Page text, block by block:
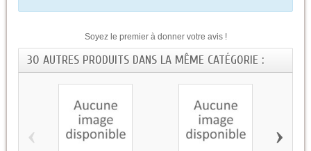
Soyez le premier à donner votre avis !
30 AUTRES PRODUITS DANS LA MÊME CATÉGORIE :
‹ ›